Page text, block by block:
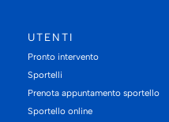
UTENTI
Pronto intervento
Sportelli
Prenota appuntamento sportello
Sportello online